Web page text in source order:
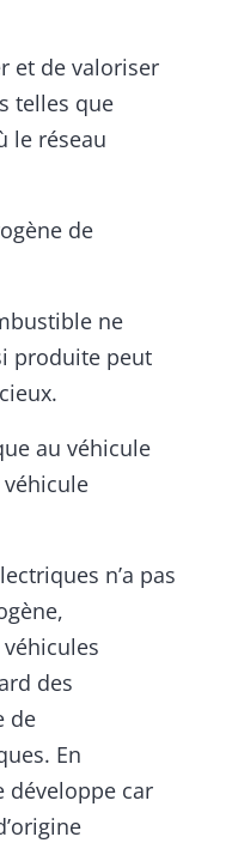
et de valoriser
telles que
le réseau
de
ne
produite peut
au véhicule
n’a pas
des
de
En
développe car